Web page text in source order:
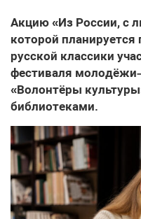
Акцию «Из России, с
которой
русской классики
фестиваля
«Волонтёры
библиотеками.